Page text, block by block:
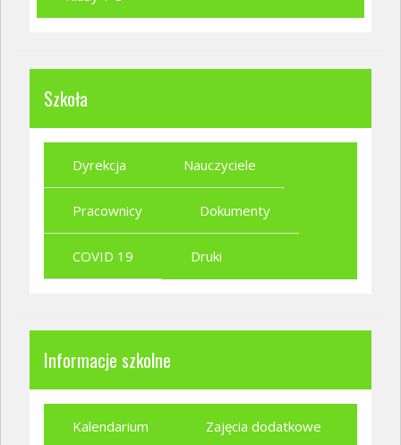
Szkoła
Dyrekcja Nauczyciele
Pracownicy Dokumenty
COVID 19 Druki
Informacje szkolne
Kalendarium Zajęcia dodatkowe